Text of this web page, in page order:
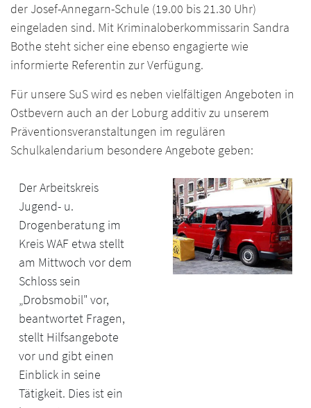
der Josef-Annegarn-Schule (19.00 bis 21.30 Uhr)
eingeladen sind. Mit Kriminaloberkommissarin Sandra
Bothe steht sicher eine ebenso engagierte wie
informierte Referentin zur Verfügung.
Für unsere SuS wird es neben vielfältigen Angeboten in
Ostbevern auch an der Loburg additiv zu unserem
Präventionsveranstaltungen im regulären
Schulkalendarium besondere Angebote geben:
Der Arbeitskreis
Jugend- u.
Drogenberatung im
Kreis WAF etwa stellt
am Mittwoch vor dem
Schloss sein
„Drobsmobil" vor,
beantwortet Fragen,
stellt Hilfsangebote
vor und gibt einen
Einblick in seine
Tätigkeit. Dies ist ein